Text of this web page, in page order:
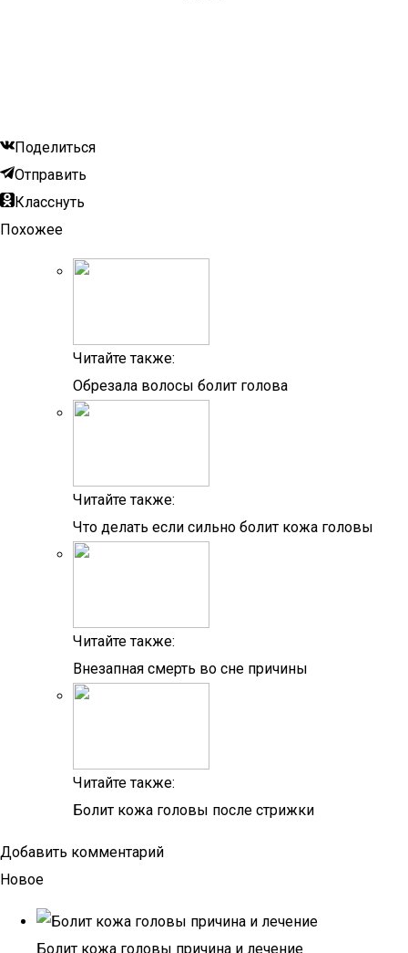
Поделиться
Отправить
Класснуть
Похожее
Читайте также:
Обрезала волосы болит голова
Читайте также:
Что делать если сильно болит кожа головы
Читайте также:
Внезапная смерть во сне причины
Читайте также:
Болит кожа головы после стрижки
Добавить комментарий
Новое
Болит кожа головы причина и лечение